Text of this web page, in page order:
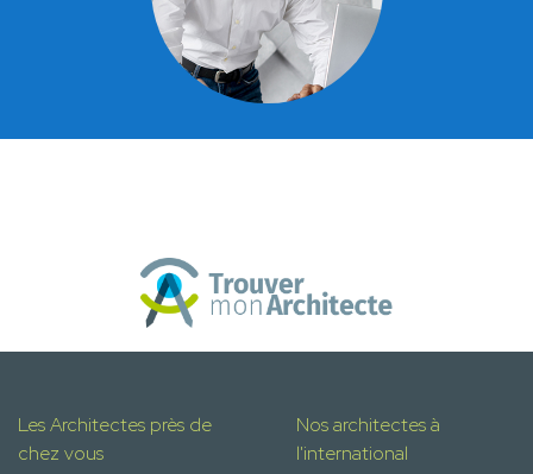
Les Architectes près de
chez vous
Nos architectes à
l'international